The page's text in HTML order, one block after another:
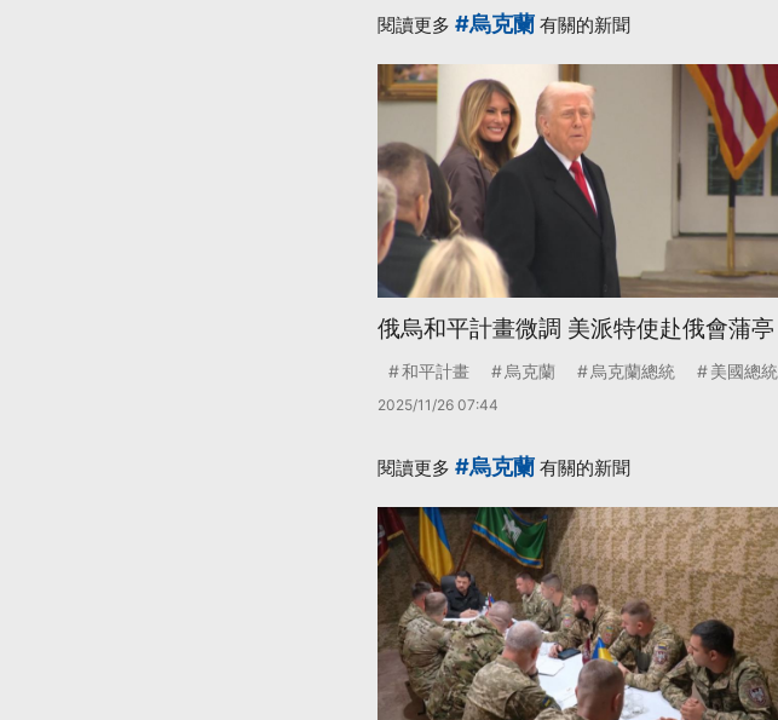
閱讀更多 #烏克蘭 有關的新聞
俄烏和平計畫微調 美派特使赴俄會蒲亭
和平計畫 烏克蘭 烏克蘭總統 美國總統
2025/11/26 07:44
閱讀更多 #烏克蘭 有關的新聞